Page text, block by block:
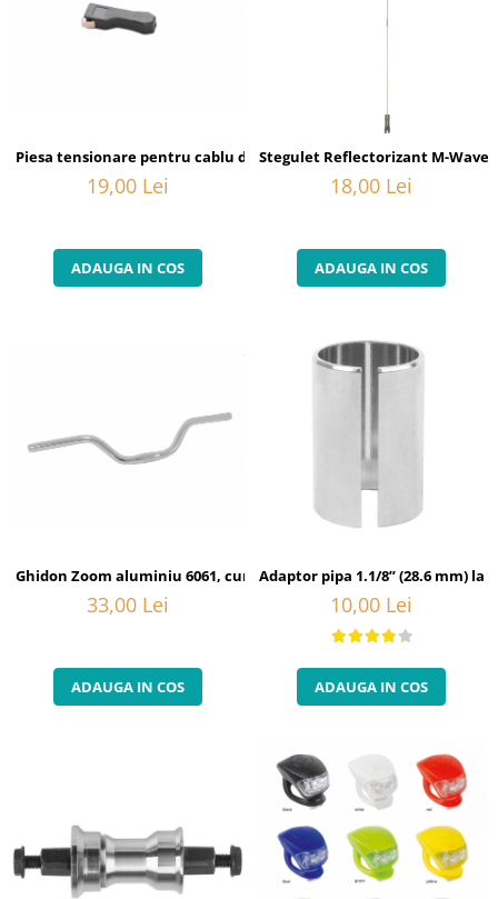
Piesa tensionare pentru cablu de schimbator butuc viteze interne
19,00 Lei
ADAUGA IN COS
Stegulet Reflectorizant M-Wave
18,00 Lei
ADAUGA IN COS
Ghidon Zoom aluminiu 6061, curbat, 25.4, 600x8x80
33,00 Lei
ADAUGA IN COS
Adaptor pipa 1.1/8” (28.6 mm) la
10,00 Lei
ADAUGA IN COS